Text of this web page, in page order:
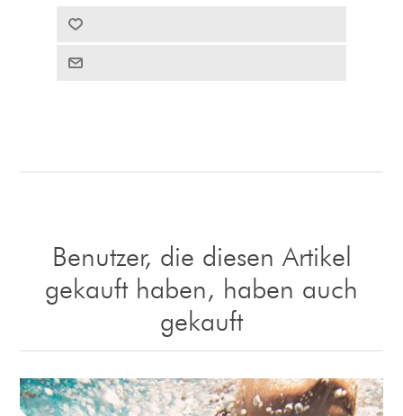
Benutzer, die diesen Artikel
gekauft haben, haben auch
gekauft